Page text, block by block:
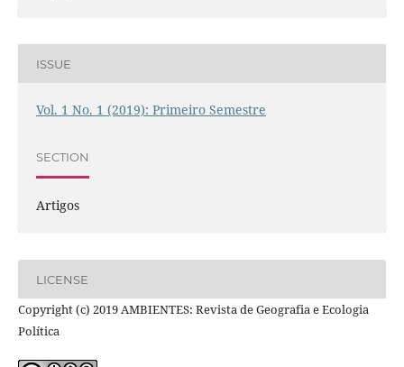
ISSUE
Vol. 1 No. 1 (2019): Primeiro Semestre
SECTION
Artigos
LICENSE
Copyright (c) 2019 AMBIENTES: Revista de Geografia e Ecologia
Política